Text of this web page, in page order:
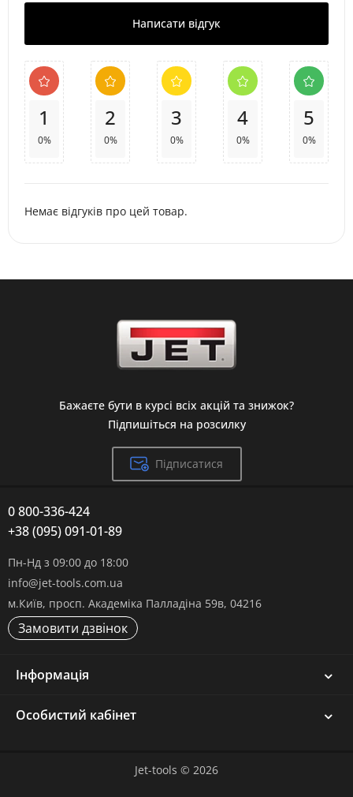
Написати відгук
1
0%
2
0%
3
0%
4
0%
5
0%
Немає відгуків про цей товар.
Бажаєте бути в курсі всіх акцій та знижок?
Підпишіться на розсилку
Підписатися
0 800-336-424
+38 (095) 091-01-89
Пн-Нд з 09:00 до 18:00
info@jet-tools.com.ua
м.Київ, просп. Академіка Палладіна 59в, 04216
Замовити дзвінок
Інформація
Особистий кабінет
Jet-tools © 2026